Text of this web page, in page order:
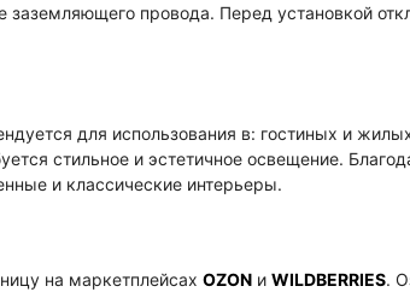
провода. Перед установкой
для использования в: гостиных и
стильное и эстетичное освещение.
и классические интерьеры.
на маркетплейсах OZON и WILDBERRIES.